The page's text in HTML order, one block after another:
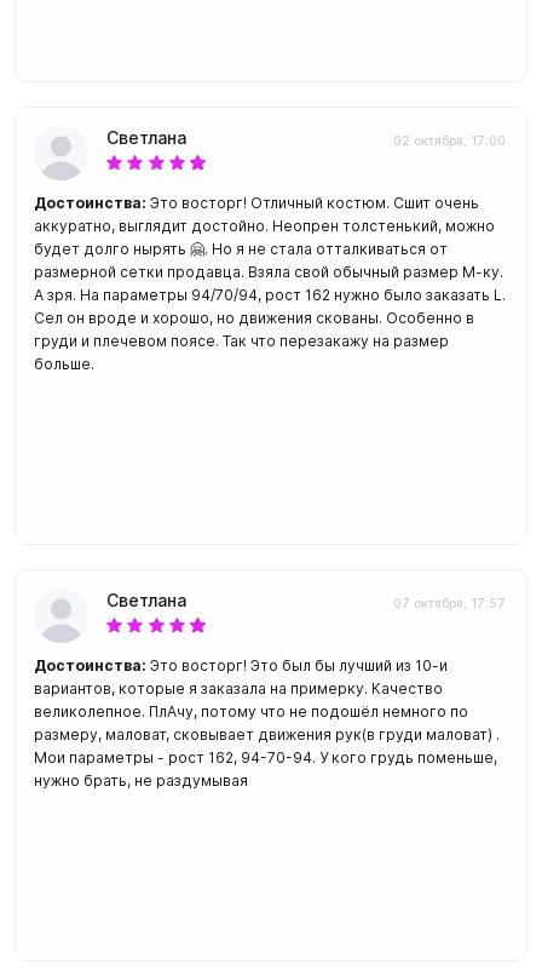
Светлана 02 октября, 17:00
Достоинства: Это восторг! Отличный костюм. Сшит очень
аккуратно, выглядит достойно. Неопрен толстенький, можно
будет долго нырять 🤗. Но я не стала отталкиваться от
размерной сетки продавца. Взяла свой обычный размер М-ку.
А зря. На параметры 94/70/94, рост 162 нужно было заказать L.
Сел он вроде и хорошо, но движения скованы. Особенно в
груди и плечевом поясе. Так что перезакажу на размер
больше.
Светлана 07 октября, 17:57
Достоинства: Это восторг! Это был бы лучший из 10-и
вариантов, которые я заказала на примерку. Качество
великолепное. ПлАчу, потому что не подошёл немного по
размеру, маловат, сковывает движения рук(в груди маловат) .
Мои параметры - рост 162, 94-70-94. У кого грудь поменьше,
нужно брать, не раздумывая